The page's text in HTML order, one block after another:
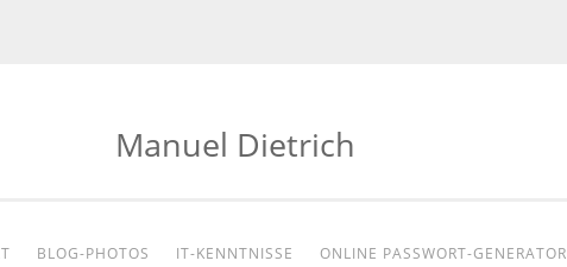
Manuel Dietrich
BLOG-PHOTOS IT-KENNTNISSE ONLINE PASSWORT-GENERATOR